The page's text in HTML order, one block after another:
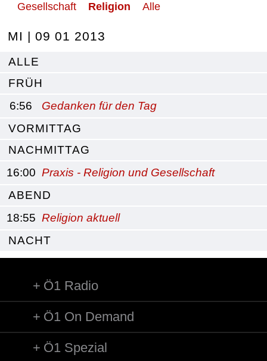
Gesellschaft
Religion Alle
MI | 09 01 2013
ALLE
FRÜH
6:56
Gedanken für den Tag
VORMITTAG
NACHMITTAG
16:00 Praxis - Religion und Gesellschaft
ABEND
18:55 Religion aktuell
NACHT
Ö1 Radio
Ö1 On Demand
Ö1 Spezial